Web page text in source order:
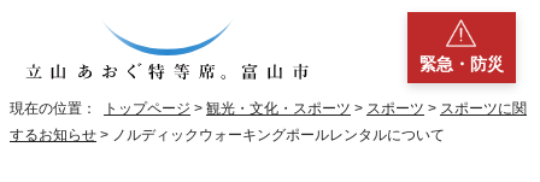
緊急・防災
現在の位置： トップページ > 観光・文化・スポーツ > スポーツ > スポーツに関
するお知らせ > ノルディックウォーキングポールレンタルについて